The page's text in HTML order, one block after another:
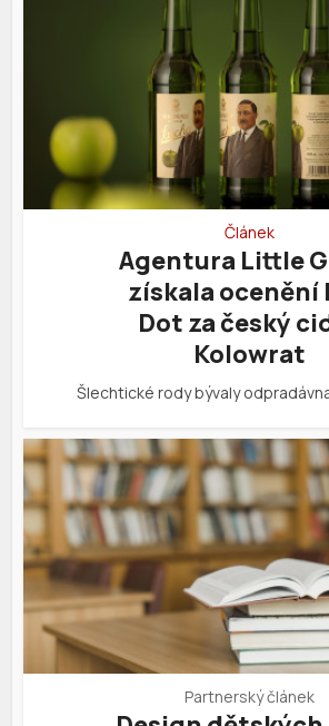
Článek
Agentura Little
získala ocenění
Dot za český
Kolowrat
Šlechtické rody bývaly
Partnerský článek